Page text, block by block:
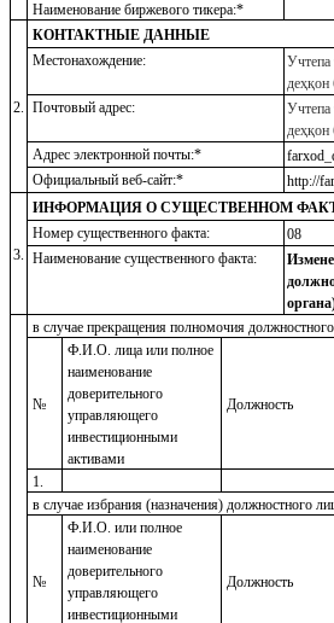
Наименование биржевого тикера:*
2.
КОНТАКТНЫЕ ДАННЫЕ
Местонахождение:
Почтовый адрес:
Адрес электронной почты:*
Официальный веб-сайт:*
http://
3.
ИНФОРМАЦИЯ О СУЩЕСТВЕННОМ
Номер существенного факта:
08
Наименование существенного факта:
в случае прекращения полномочия
№
Ф.И.О. лица или полное
наименование
доверительного
управляющего
инвестиционными
активами
Должность
1.
в случае избрания (назначения) должностного
№
Ф.И.О. или полное
наименование
доверительного
управляющего
инвестиционными
Должность